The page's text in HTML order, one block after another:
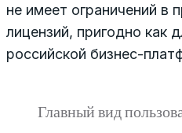
не имеет ограничений в
лицензий, пригодно как
российской бизнес-
Главный вид